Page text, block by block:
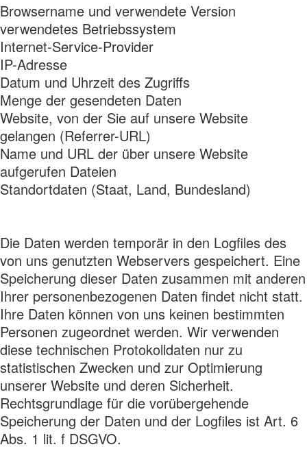
Browsername und verwendete Version
verwendetes Betriebssystem
Internet-Service-Provider
IP-Adresse
Datum und Uhrzeit des Zugriffs
Menge der gesendeten Daten
Website, von der Sie auf unsere Website
gelangen (Referrer-URL)
Name und URL der über unsere Website
aufgerufen Dateien
Standortdaten (Staat, Land, Bundesland)
Die Daten werden temporär in den Logfiles des
von uns genutzten Webservers gespeichert. Eine
Speicherung dieser Daten zusammen mit anderen
Ihrer personenbezogenen Daten findet nicht statt.
Ihre Daten können von uns keinen bestimmten
Personen zugeordnet werden. Wir verwenden
diese technischen Protokolldaten nur zu
statistischen Zwecken und zur Optimierung
unserer Website und deren Sicherheit.
Rechtsgrundlage für die vorübergehende
Speicherung der Daten und der Logfiles ist Art. 6
Abs. 1 lit. f DSGVO.